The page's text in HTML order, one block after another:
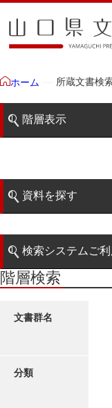
ホーム 所蔵文書検
階層表示
藩政文書
特定歴史公文
諸家文書
特設文庫
資料を探す
階層検索
検索システムご
検索システムの利用に
更新履歴
階層検索
文書群名
分類